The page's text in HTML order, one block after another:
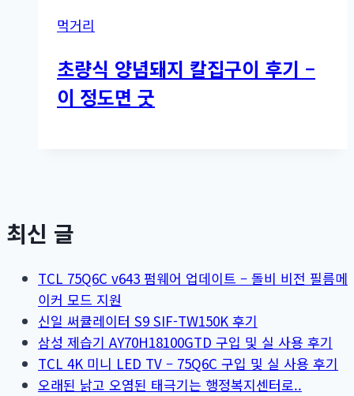
먹거리
초량식 양념돼지 칼집구이 후기 –
이 정도면 굿
최신 글
TCL 75Q6C v643 펌웨어 업데이트 – 돌비 비전 필름메
이커 모드 지원
신일 써큘레이터 S9 SIF-TW150K 후기
삼성 제습기 AY70H18100GTD 구입 및 실 사용 후기
TCL 4K 미니 LED TV – 75Q6C 구입 및 실 사용 후기
오래된 낡고 오염된 태극기는 행정복지센터로..